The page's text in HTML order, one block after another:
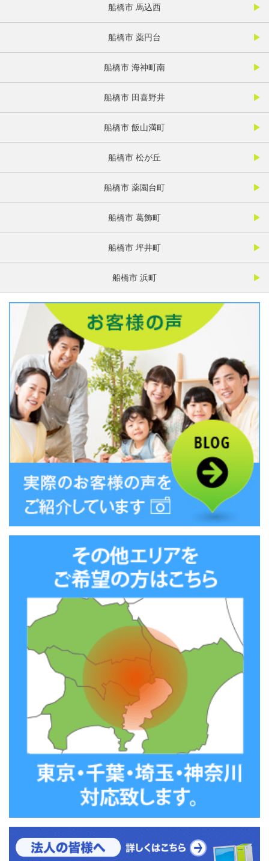
船橋市 馬込西
船橋市 薬円台
船橋市 海神町南
船橋市 田喜野井
船橋市 飯山満町
船橋市 松が丘
船橋市 薬園台町
船橋市 葛飾町
船橋市 坪井町
船橋市 浜町